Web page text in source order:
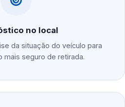
no local
da situação do veículo para
mais seguro de retirada.